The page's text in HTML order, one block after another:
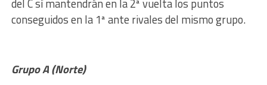
del C sí mantendrán en la 2ª vuelta los puntos
conseguidos en la 1ª ante rivales del mismo grupo.
Grupo A (Norte)